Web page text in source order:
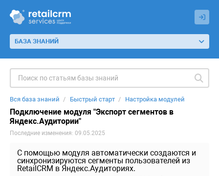
БАЗА ЗНАНИЙ
Вся база знаний Быстрый старт Настройка модулей
Подключение модуля "Экспорт сегментов в
Яндекс.Аудитории"
Последние изменения: 09.05.2025
С помощью модуля автоматически создаются и
синхронизируются сегменты пользователей из
RetailCRM в Яндекс.Аудиториях.